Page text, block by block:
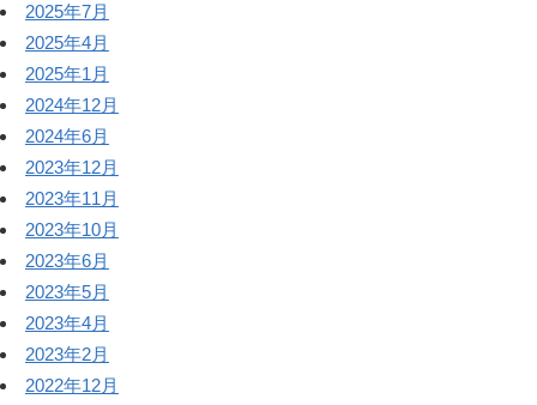
2025年7月
2025年4月
2025年1月
2024年12月
2024年6月
2023年12月
2023年11月
2023年10月
2023年6月
2023年5月
2023年4月
2023年2月
2022年12月